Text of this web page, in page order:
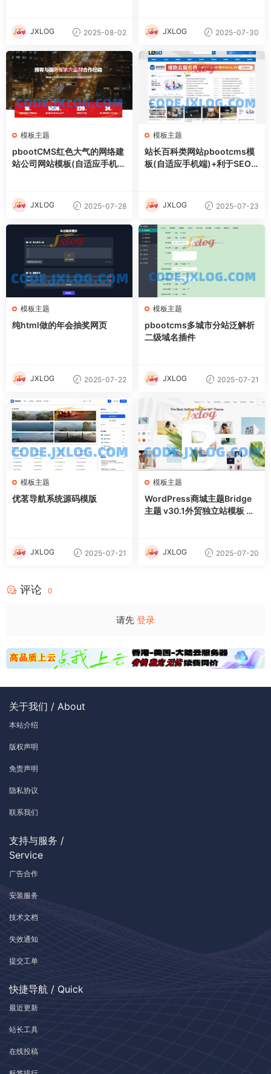
JXLOG 2025-08-02 JXLOG 2025-07-30
模板主题
pbootCMS红色大气的网络建
站公司网站模板(自适应手机
JXLOG 2025-07-28
模板主题
站长百科类网站pbootcms模
板(自适应手机端)+利于SEO
JXLOG 2025-07-23
模板主题
纯html做的年会抽奖网页
JXLOG 2025-07-22
模板主题
pbootcms多城市分站泛解析
二级域名插件
JXLOG 2025-07-21
模板主题
优茗导航系统源码模版
JXLOG 2025-07-21
模板主题
WordPress商城主题Bridge
主题 v30.1外贸独立站模板 含
JXLOG 2025-07-20
评论 0
请先 登录
关于我们 / About
本站介绍
版权声明
免责声明
隐私协议
联系我们
支持与服务 /
Service
广告合作
安装服务
技术文档
失效通知
提交工单
快捷导航 / Quick
最近更新
站长工具
在线投稿